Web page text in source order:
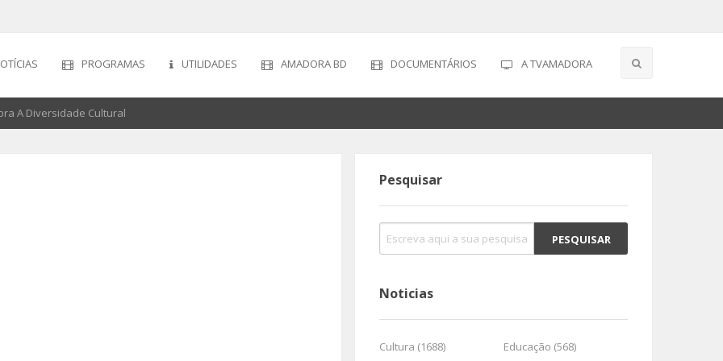
PROGRAMAS UTILIDADES AMADORA BD DOCUMENTÁRIOS A TVAMADORA
A Diversidade Cultural
Pesquisar
Noticias
Cultura (1688)
Educação (568)